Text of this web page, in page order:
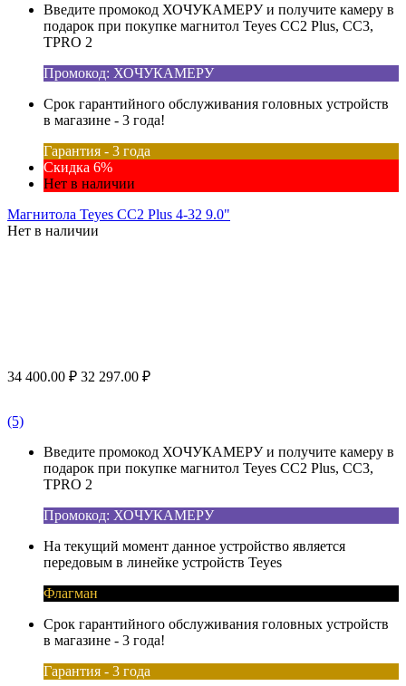
Введите промокод ХОЧУКАМЕРУ и получите камеру в
подарок при покупке магнитол Teyes CC2 Plus, CC3,
TPRO 2
Промокод: ХОЧУКАМЕРУ
Срок гарантийного обслуживания головных устройств
в магазине - 3 года!
Гарантия - 3 года
Скидка 6%
Нет в наличии
Магнитола Teyes CC2 Plus 4-32 9.0"
Нет в наличии
34 400.00 ₽ 32 297.00 ₽
(5)
Введите промокод ХОЧУКАМЕРУ и получите камеру в
подарок при покупке магнитол Teyes CC2 Plus, CC3,
TPRO 2
Промокод: ХОЧУКАМЕРУ
На текущий момент данное устройство является
передовым в линейке устройств Teyes
Флагман
Срок гарантийного обслуживания головных устройств
в магазине - 3 года!
Гарантия - 3 года